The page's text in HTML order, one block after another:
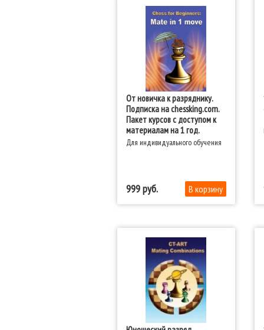
От новичка к разряднику.
Подписка на chessking.com.
Пакет курсов с доступом к
материалам на 1 год.
Для индивидуального обучения
999